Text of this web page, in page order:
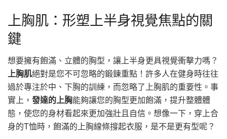
上胸肌：形塑上半身視覺焦點的關
鍵
想要擁有飽滿、立體的胸型，讓上半身更具視覺衝擊力嗎？
上胸肌絕對是您不可忽略的鍛鍊重點！許多人在健身時往往
過於專注於中、下胸的訓練，而忽略了上胸肌的重要性。事
實上， 發達的上胸能夠讓您的胸型更加飽滿，提升整體體
態，使您的身材看起來更加強壯且自信。想像一下，穿上合
身的T恤時，飽滿的上胸線條撐起衣服，是不是更有型呢？